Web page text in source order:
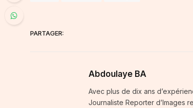
PARTAGER:
Abdoulaye BA
Avec plus de dix ans
Journaliste Reporter d’Images